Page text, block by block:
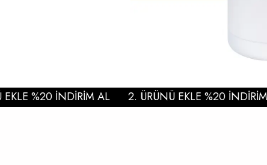
%20 İNDİRİM AL 2. ÜRÜNÜ EKLE %20 İNDİRİM AL